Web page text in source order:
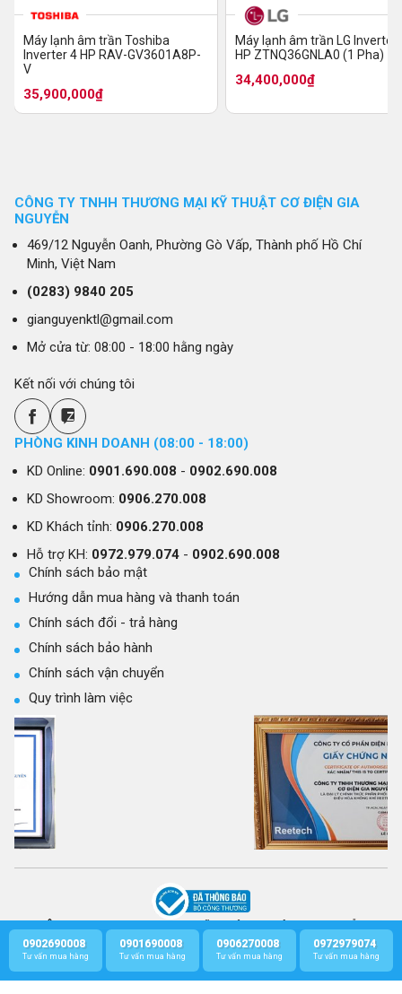
0902690008
Tư vấn mua hàng
0901690008
Tư vấn mua hàng
0906270008
Tư vấn mua hàng
0972979074
Tư vấn mua hàng
Máy lạnh âm trần Toshiba
Inverter 4 HP RAV-GV3601A8P-
V
35,900,000₫
Máy lạnh âm trần LG Inverter
HP ZTNQ36GNLA0 (1 Pha)
34,400,000₫
CÔNG TY TNHH THƯƠNG MẠI KỸ THUẬT CƠ ĐIỆN GIA
NGUYỄN
469/12 Nguyễn Oanh, Phường Gò Vấp, Thành phố Hồ Chí
Minh, Việt Nam
(0283) 9840 205
gianguyenktl@gmail.com
Mở cửa từ: 08:00 - 18:00 hằng ngày
Kết nối với chúng tôi
PHÒNG KINH DOANH (08:00 - 18:00)
KD Online: 0901.690.008 - 0902.690.008
KD Showroom: 0906.270.008
KD Khách tỉnh: 0906.270.008
Hỗ trợ KH: 0972.979.074- 0902.690.008
Chính sách bảo mật
Hướng dẫn mua hàng và thanh toán
Chính sách đổi - trả hàng
Chính sách bảo hành
Chính sách vận chuyển
Quy trình làm việc
GPKD số: 0314301569 - Cấp ngày 21/03/2017 bởi Sở Kế hoạch và Đầu Tư
TP.HCM.
Profile Zalo Call Facebook